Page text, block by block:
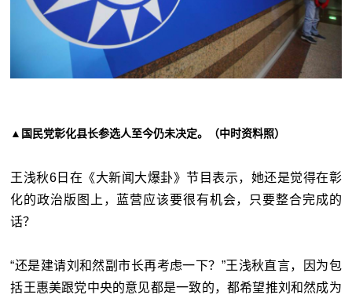
▲国民党彰化县长参选人至今仍未决定。（中时资料照）
王浅秋6日在《大新闻大爆卦》节目表示，她还是觉得在彰
化的政治版图上，蓝营应该要很有机会，只要整合完成的
话？
“还是建请刘和然副市长再考虑一下？”王浅秋直言，因为包
括王惠美跟党中央的意见都是一致的，都希望推刘和然成为